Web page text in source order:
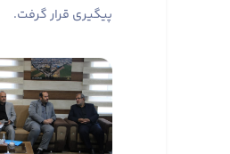
پیگیری قرار گرفت.